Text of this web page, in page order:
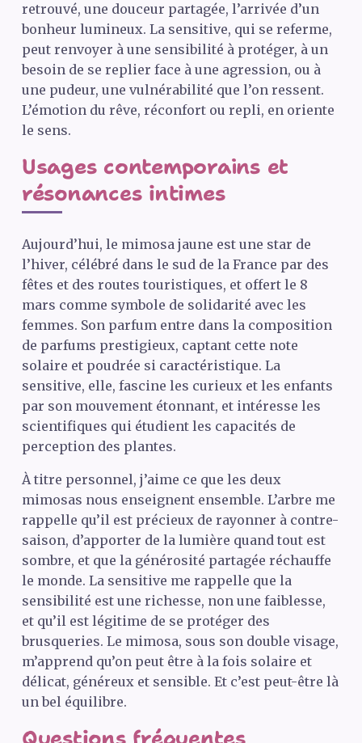
retrouvé, une douceur partagée, l’arrivée d’un
bonheur lumineux. La sensitive, qui se referme,
peut renvoyer à une sensibilité à protéger, à un
besoin de se replier face à une agression, ou à
une pudeur, une vulnérabilité que l’on ressent.
L’émotion du rêve, réconfort ou repli, en oriente
le sens.
Usages contemporains et
résonances intimes
Aujourd’hui, le mimosa jaune est une star de
l’hiver, célébré dans le sud de la France par des
fêtes et des routes touristiques, et offert le 8
mars comme symbole de solidarité avec les
femmes. Son parfum entre dans la composition
de parfums prestigieux, captant cette note
solaire et poudrée si caractéristique. La
sensitive, elle, fascine les curieux et les enfants
par son mouvement étonnant, et intéresse les
scientifiques qui étudient les capacités de
perception des plantes.
À titre personnel, j’aime ce que les deux
mimosas nous enseignent ensemble. L’arbre me
rappelle qu’il est précieux de rayonner à contre-
saison, d’apporter de la lumière quand tout est
sombre, et que la générosité partagée réchauffe
le monde. La sensitive me rappelle que la
sensibilité est une richesse, non une faiblesse,
et qu’il est légitime de se protéger des
brusqueries. Le mimosa, sous son double visage,
m’apprend qu’on peut être à la fois solaire et
délicat, généreux et sensible. Et c’est peut-être là
un bel équilibre.